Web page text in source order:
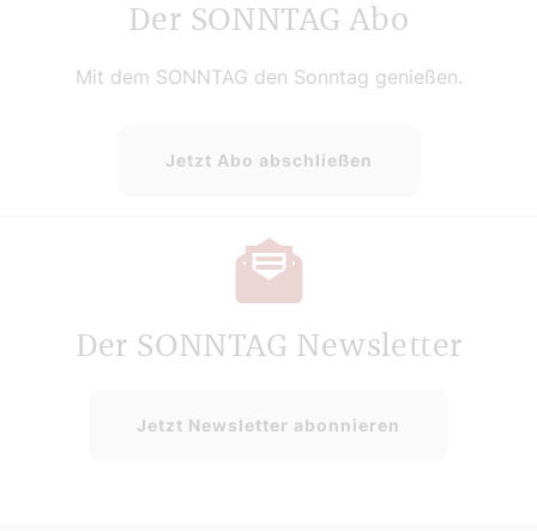
Der SONNTAG Abo
Mit dem SONNTAG den Sonntag genießen.
Jetzt Abo abschließen
Der SONNTAG Newsletter
Jetzt Newsletter abonnieren